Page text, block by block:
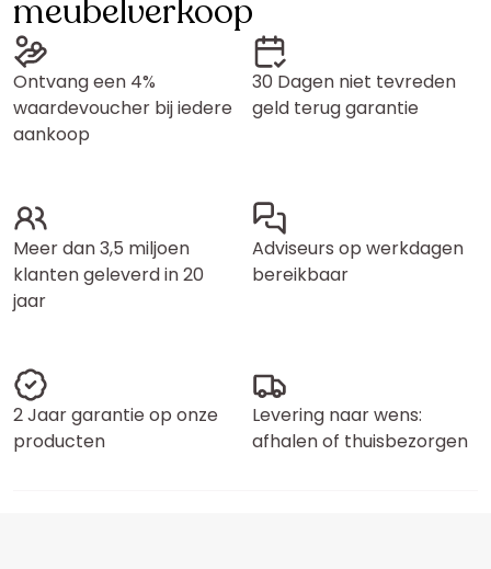
meubelverkoop
Ontvang een 4%
waardevoucher bij iedere
aankoop
30 Dagen niet tevreden
geld terug garantie
Meer dan 3,5 miljoen
klanten geleverd in 20
jaar
Adviseurs op werkdagen
bereikbaar
2 Jaar garantie op onze
producten
Levering naar wens:
afhalen of thuisbezorgen